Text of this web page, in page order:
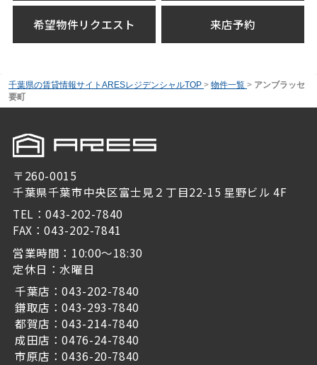
希望物件リクエスト 来店予約
千葉県の賃貸情報サイトARESレジデンシャルTOP > 物件一覧 > アンブラッセ
要町
〒260-0015
千葉県千葉市中央区富士見２丁目22-15 星野ビル 4F
TEL：043-202-7840
FAX：043-202-7841
営業時間：10:00～18:30
定休日：水曜日
千葉店：043-202-7840
鎌取店：043-293-7840
都賀店：043-214-7840
成田店：0476-24-7840
市原店：0436-20-7840